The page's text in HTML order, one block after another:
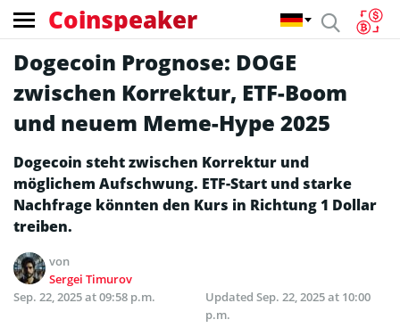
Coinspeaker
Dogecoin Prognose: DOGE
zwischen Korrektur, ETF-Boom
und neuem Meme-Hype 2025
Dogecoin steht zwischen Korrektur und
möglichem Aufschwung. ETF-Start und starke
Nachfrage könnten den Kurs in Richtung 1 Dollar
treiben.
von
Sergei Timurov
Sep. 22, 2025 at 09:58 p.m.
Updated Sep. 22, 2025 at 10:00
p.m.